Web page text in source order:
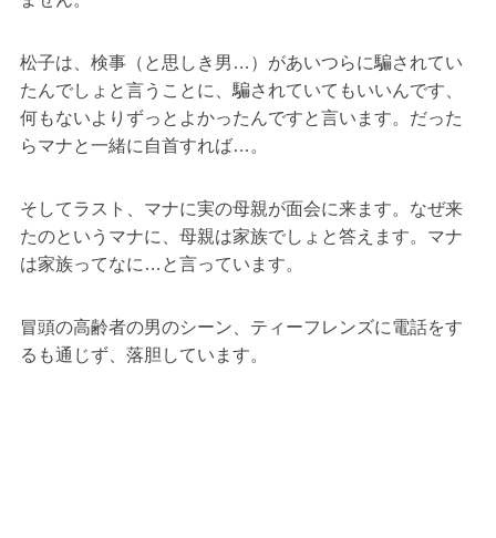
松子は、検事（と思しき男…）があいつらに騙されてい
たんでしょと言うことに、騙されていてもいいんです、
何もないよりずっとよかったんですと言います。だった
らマナと一緒に自首すれば…。
そしてラスト、マナに実の母親が面会に来ます。なぜ来
たのというマナに、母親は家族でしょと答えます。マナ
は家族ってなに…と言っています。
冒頭の高齢者の男のシーン、ティーフレンズに電話をす
るも通じず、落胆しています。